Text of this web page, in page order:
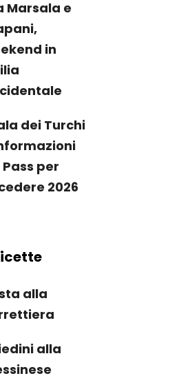
Marsala e
in
dei Turchi
per
2026
alla
alla